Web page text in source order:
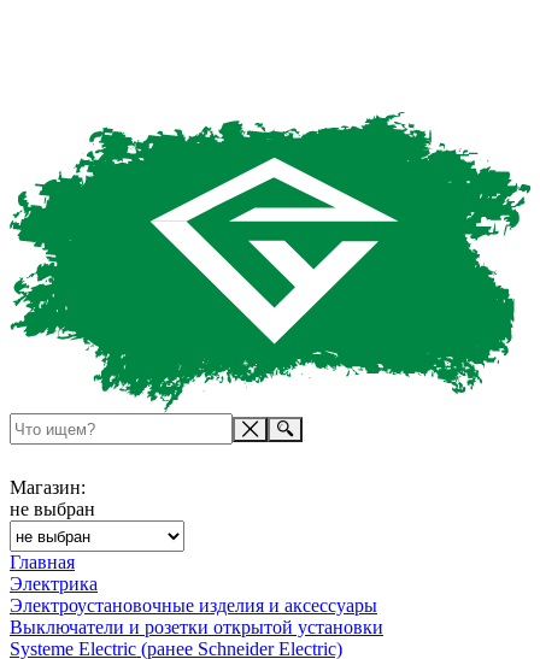
Магазин:
не выбран
Главная
Электрика
Электроустановочные изделия и аксессуары
Выключатели и розетки открытой установки
Systeme Electric (ранее Schneider Electric)